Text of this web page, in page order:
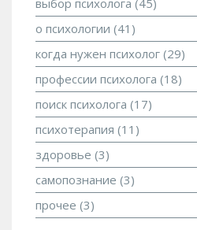
о психологии (41)
когда нужен психолог (29)
профессии психолога (18)
поиск психолога (17)
психотерапия (11)
здоровье (3)
самопознание (3)
прочее (3)